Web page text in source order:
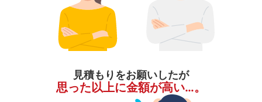
見積もりをお願いしたが
思った以上に金額が高い…。